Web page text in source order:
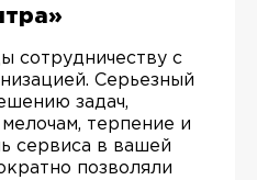
сотрудничеству с
Серьезный
задач,
терпение и
сервиса в вашей
позволяли